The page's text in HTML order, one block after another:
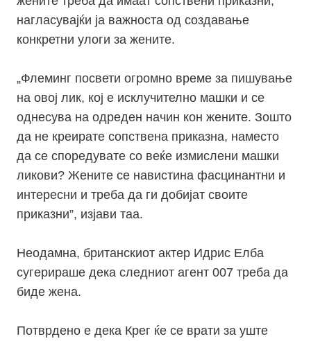
нагласувајќи ја важноста од создавање
конкретни улоги за жените.
„Флеминг посвети огромно време за пишување
на овој лик, кој е исклучително машки и се
однесува на одреден начин кон жените. Зошто
да не креирате сопствена приказна, наместо
да се споредувате со веќе измислени машки
ликови? Жените се навистина фасцинантни и
интересни и треба да ги добијат своите
приказни”, изјави таа.
Неодамна, британскиот актер Идрис Елба
сугерираше дека следниот агент 007 треба да
биде жена.
Потврдено е дека Крег ќе се врати за уште